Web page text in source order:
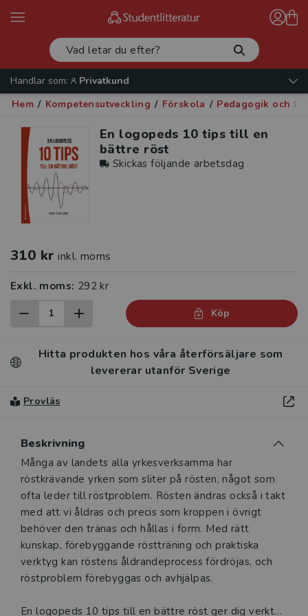
Handlar som:
Privatkund
Hem / Kompetensutveckling / Förskola / Pedagogik och
En logopeds 10 tips till en
bättre röst
Skickas följande arbetsdag
310 kr inkl. moms
Exkl. moms: 292 kr
Köp
Hitta produkten hos våra återförsäljare som
levererar utanför Sverige
Provläs
Beskrivning
Beskrivning
Många av landets alla yrkesverksamma har
röstkrävande yrken som sliter på rösten, något som
ofta leder till röstproblem. Rösten ändras också i takt
med att vi åldras och precis som kroppen i övrigt
behöver den tränas och hållas i form. Med rätt
kunskap, förebyggande röstträning och praktiska
verktyg kan röstens åldrande­process fördröjas, och
röstproblem förebyggas och avhjälpas.
En logopeds 10 tips till en bättre röst ger dig verktyg